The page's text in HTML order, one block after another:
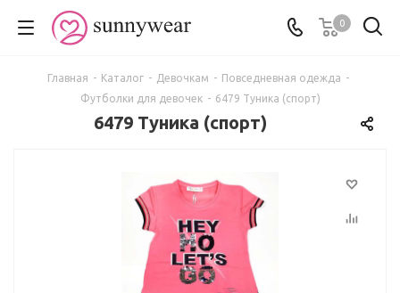
0
Главная - Каталог - Девочкам - Повседневная одежда -
Футболки для девочек - 6479 Туника (спорт)
6479 Туника (спорт)